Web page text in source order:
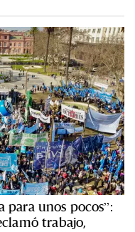
para unos pocos”:
trabajo,